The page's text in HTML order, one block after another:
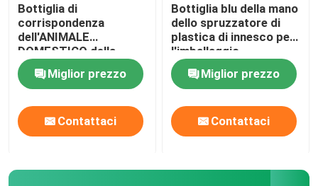
Bottiglia di
corrispondenza
dell'ANIMALE
DOMESTICO della
chiusura della mano
dello spruzzatore di
alluminio di innesco per
cura di capelli
Miglior prezzo
Contattaci
Bottiglia blu della mano
dello spruzzatore di
plastica di innesco per
l'imballaggio
cosmetico
Miglior prezzo
Contattaci